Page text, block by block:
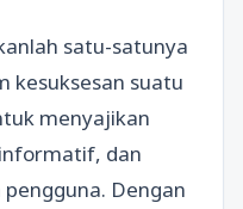
satu-satunya
kesuksesan suatu
menyajikan
dan
Dengan